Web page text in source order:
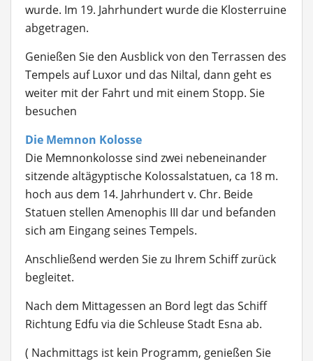
wurde. Im 19. Jahrhundert wurde die Klosterruine
abgetragen.
Genießen Sie den Ausblick von den Terrassen des
Tempels auf Luxor und das Niltal, dann geht es
weiter mit der Fahrt und mit einem Stopp. Sie
besuchen
Die Memnon Kolosse
Die Memnonkolossesind zwei nebeneinander
sitzende altägyptische Kolossalstatuen, ca 18 m.
hoch aus dem 14. Jahrhundert v. Chr. Beide
Statuen stellen Amenophis III dar und befanden
sich am Eingang seines Tempels.
Anschließend werden Sie zu Ihrem Schiff zurück
begleitet.
Nach dem Mittagessen an Bord legt das Schiff
Richtung Edfu via die Schleuse Stadt Esna ab.
( Nachmittags ist kein Programm, genießen Sie